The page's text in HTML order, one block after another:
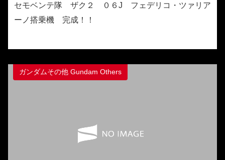
セモベンテ隊 ザク２ ０６J フェデリコ・ツァリア
ーノ搭乗機 完成！！
ガンダムその他 Gundam Others